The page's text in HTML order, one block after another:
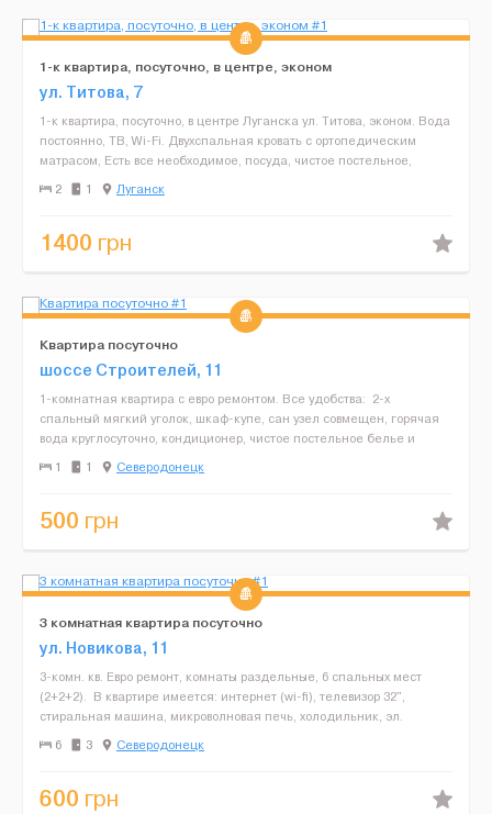
1-к квартира, посуточно, в центре, эконом
ул. Титова, 7
1-к квартира, посуточно, в центре Луганска ул. Титова, эконом. Вода
постоянно, ТВ, Wi-Fi. Двухспальная кровать с ортопедическим
матрасом, Есть все необходимое, посуда, чистое постельное,
полотенца, холодильник, стиральная машинка....
2 1 Луганск
1400 грн
Квартира посуточно
шоссе Строителей, 11
1-комнатная квартира с евро ремонтом. Все удобства: 2-х
спальный мягкий уголок, шкаф-купе, сан узел совмещен, горячая
вода круглосуточно, кондиционер, чистое постельное белье и
полотенца, телевизор 32", Wi-fi, интернет,...
1 1 Северодонецк
500 грн
3 комнатная квартира посуточно
ул. Новикова, 11
3-комн. кв. Евро ремонт, комнаты раздельные, 6 спальных мест
(2+2+2). В квартире имеется: интернет (wi-fi), телевизор 32",
стиральная машина, микроволновая печь, холодильник, эл.
чайник, фен, утюг, угловая акриловая ванна, в...
6 3 Северодонецк
600 грн